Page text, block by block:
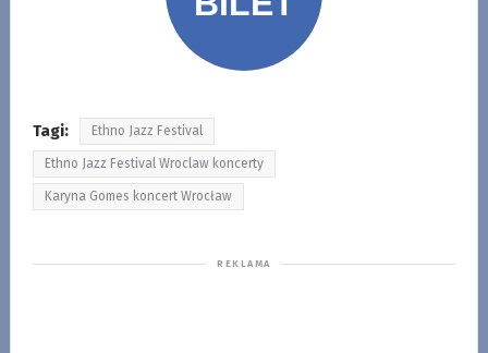
Tagi: Ethno Jazz Festival
Ethno Jazz Festival Wroclaw koncerty
Karyna Gomes koncert Wrocław